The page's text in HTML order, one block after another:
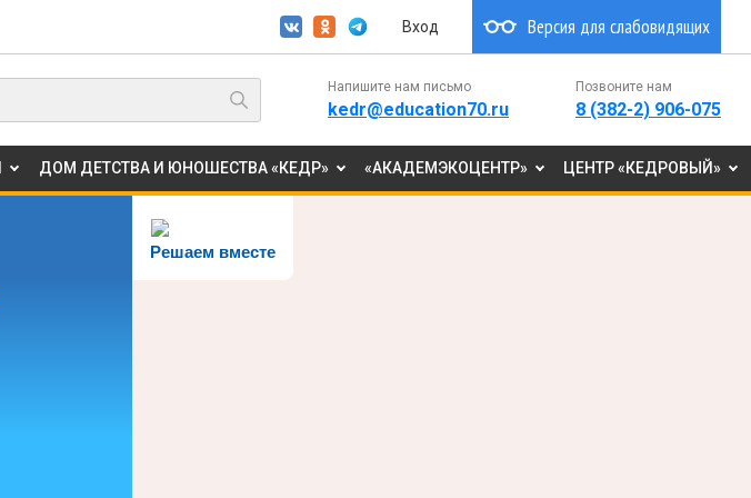
Вход Версия для слабовидящих
Напишите нам письмо
kedr@education70.ru
Позвоните нам
8 (382-2) 906-075
ДОМ ДЕТСТВА И ЮНОШЕСТВА «КЕДР» «АКАДЕМЭКОЦЕНТР» ЦЕНТР «КЕДРОВЫЙ»
Решаем вместе